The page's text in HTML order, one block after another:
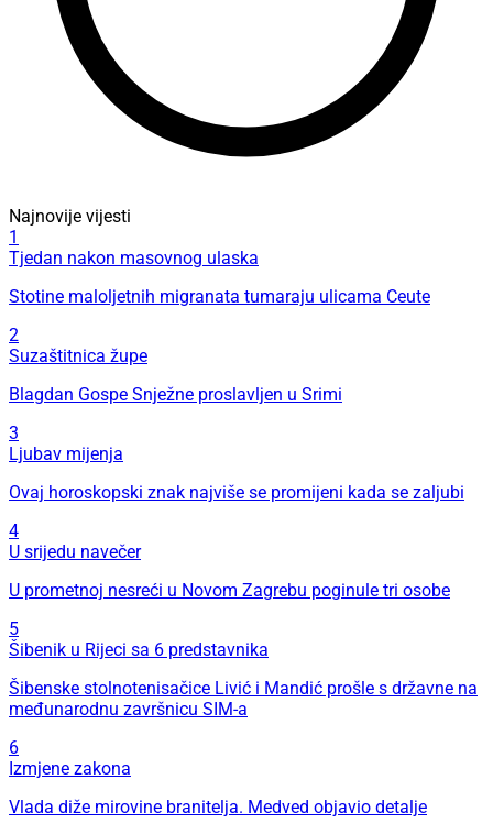
Najnovije vijesti
1
Tjedan nakon masovnog ulaska
Stotine maloljetnih migranata tumaraju ulicama Ceute
2
Suzaštitnica župe
Blagdan Gospe Snježne proslavljen u Srimi
3
Ljubav mijenja
Ovaj horoskopski znak najviše se promijeni kada se zaljubi
4
U srijedu navečer
U prometnoj nesreći u Novom Zagrebu poginule tri osobe
5
Šibenik u Rijeci sa 6 predstavnika
Šibenske stolnotenisačice Livić i Mandić prošle s državne na
međunarodnu završnicu SIM-a
6
Izmjene zakona
Vlada diže mirovine branitelja. Medved objavio detalje